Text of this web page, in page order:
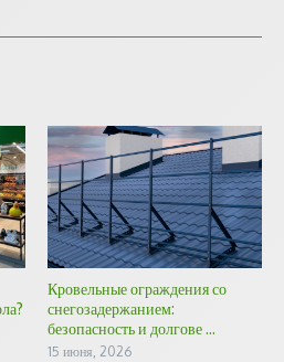
Кровельные ограждения со
снегозадержанием:
безопасность и долгове ...
15 июня, 2026